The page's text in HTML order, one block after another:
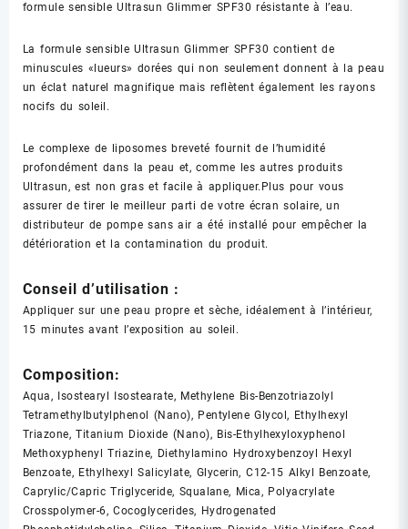
formule sensible Ultrasun Glimmer SPF30 résistante à l’eau.
La formule sensible Ultrasun Glimmer SPF30 contient de
minuscules «lueurs» dorées qui non seulement donnent à la peau
un éclat naturel magnifique mais reflètent également les rayons
nocifs du soleil.
Le complexe de liposomes breveté fournit de l’humidité
profondément dans la peau et, comme les autres produits
Ultrasun, est non gras et facile à appliquer.Plus pour vous
assurer de tirer le meilleur parti de votre écran solaire, un
distributeur de pompe sans air a été installé pour empêcher la
détérioration et la contamination du produit.
Conseil d’utilisation :
Appliquer sur une peau propre et sèche, idéalement à l’intérieur,
15 minutes avant l’exposition au soleil.
Composition:
Aqua, Isostearyl Isostearate, Methylene Bis-Benzotriazolyl
Tetramethylbutylphenol (Nano), Pentylene Glycol, Ethylhexyl
Triazone, Titanium Dioxide (Nano), Bis-Ethylhexyloxyphenol
Methoxyphenyl Triazine, Diethylamino Hydroxybenzoyl Hexyl
Benzoate, Ethylhexyl Salicylate, Glycerin, C12-15 Alkyl Benzoate,
Caprylic/Capric Triglyceride, Squalane, Mica, Polyacrylate
Crosspolymer-6, Cocoglycerides, Hydrogenated